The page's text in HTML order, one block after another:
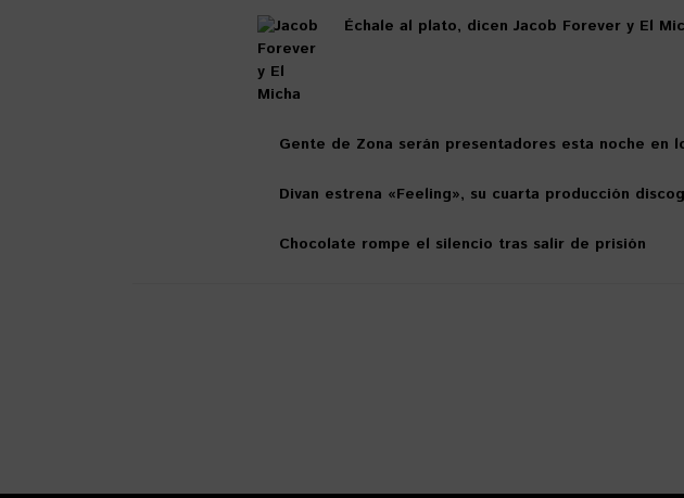
Échale al plato, dicen Jacob Forever y El
Gente de Zona serán presentadores esta noche en
Divan estrena «Feeling», su cuarta producción
Chocolate rompe el silencio tras salir de prisión